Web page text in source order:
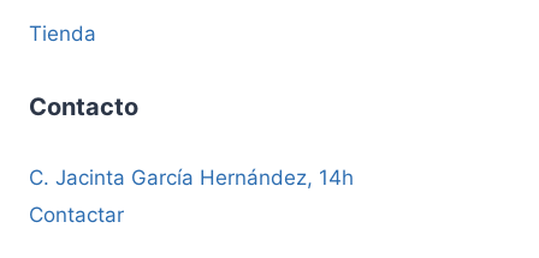
Tienda
Contacto
C. Jacinta García Hernández, 14h
Contactar